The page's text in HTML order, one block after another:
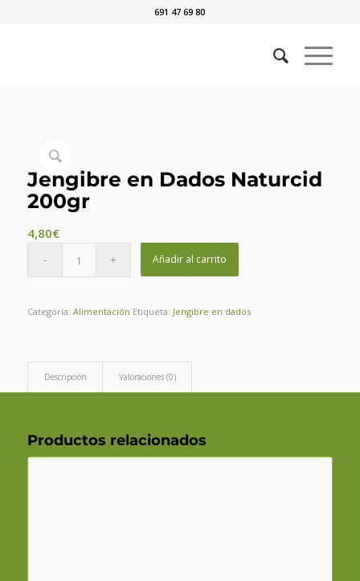
691 47 69 80
Jengibre en Dados Naturcid
200gr
4,80€
Añadir al carrito
Categoría: Alimentación Etiqueta: Jengibre en dados
Descripción Valoraciones (0)
Productos relacionados